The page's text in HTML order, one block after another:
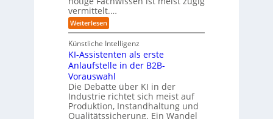
n
e
f
a
h
u
n
d
u
n
e
q
u
e
m
e
r
vermittelt.…
Weiterlesen:
L
e
r
n
e
n
m
u
s
s
a
Künstliche Intelligenz
KI-Assistenten als erste
Anlaufstelle in der B2B-
Vorauswahl
Die Debatte über KI in der
Industrie richtet sich meist auf
Produktion, Instandhaltung und
Qualitätssicherung. Ein Wandel